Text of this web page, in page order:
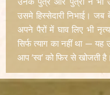
उसमे हिस्सेदारी निभाई।
अपने पैरों में घाव लिए भी
सिर्फ त्याग का नहीं था —
आप ‘स्व’ को फिर से खोजती है।